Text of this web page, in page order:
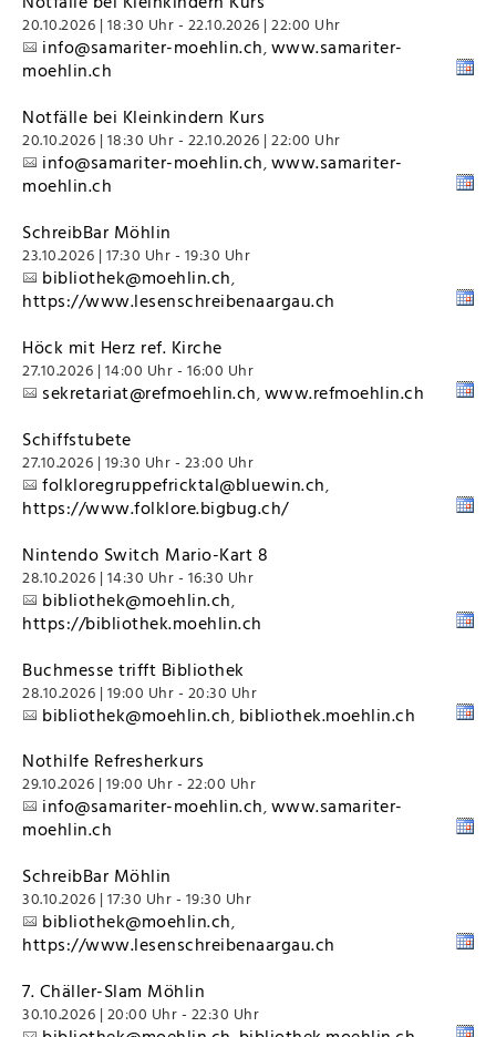
20.10.2026 | 18:30 Uhr - 22.10.2026 | 22:00 Uhr
info@samariter-moehlin.ch,www.samariter-
moehlin.ch
Notfälle bei Kleinkindern Kurs
20.10.2026 | 18:30 Uhr - 22.10.2026 | 22:00 Uhr
info@samariter-moehlin.ch,www.samariter-
moehlin.ch
SchreibBar Möhlin
23.10.2026 | 17:30 Uhr - 19:30 Uhr
bibliothek@moehlin.ch,
https://www.lesenschreibenaargau.ch
Höck mit Herz ref. Kirche
27.10.2026 | 14:00 Uhr - 16:00 Uhr
sekretariat@refmoehlin.ch,www.refmoehlin.ch
Schiffstubete
27.10.2026 | 19:30 Uhr - 23:00 Uhr
folkloregruppefricktal@bluewin.ch,
https://www.folklore.bigbug.ch/
Nintendo Switch Mario-Kart 8
28.10.2026 | 14:30 Uhr - 16:30 Uhr
bibliothek@moehlin.ch,
https://bibliothek.moehlin.ch
Buchmesse trifft Bibliothek
28.10.2026 | 19:00 Uhr - 20:30 Uhr
bibliothek@moehlin.ch, bibliothek.moehlin.ch
Nothilfe Refresherkurs
29.10.2026 | 19:00 Uhr - 22:00 Uhr
info@samariter-moehlin.ch,www.samariter-
moehlin.ch
SchreibBar Möhlin
30.10.2026 | 17:30 Uhr - 19:30 Uhr
bibliothek@moehlin.ch,
https://www.lesenschreibenaargau.ch
7. Chäller-Slam Möhlin
30.10.2026 | 20:00 Uhr - 22:30 Uhr